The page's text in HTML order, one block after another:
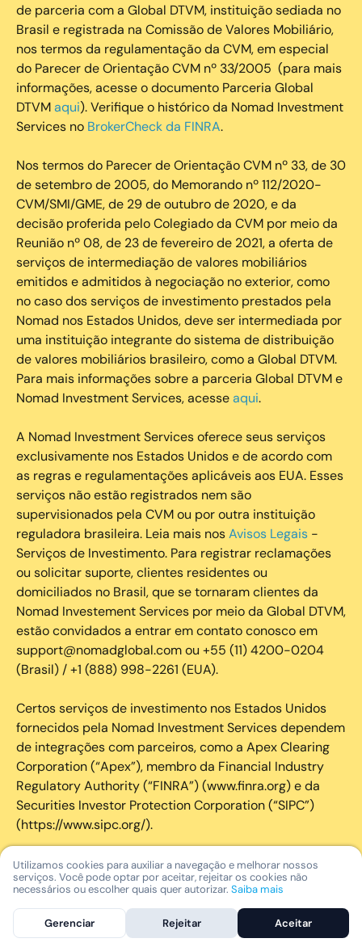
de parceria com a Global DTVM, instituição sediada no
Brasil e registrada na Comissão de Valores Mobiliário,
nos termos da regulamentação da CVM, em especial
do Parecer de Orientação CVM nº 33/2005 (para mais
informações, acesse o documento Parceria Global
DTVMaqui). Verifique o histórico da Nomad Investment
Services no BrokerCheck da FINRA.
Nos termos do Parecer de Orientação CVM nº 33, de 30
de setembro de 2005, do Memorando nº 112/2020-
CVM/SMI/GME, de 29 de outubro de 2020, e da
decisão proferida pelo Colegiado da CVM por meio da
Reunião nº 08, de 23 de fevereiro de 2021, a oferta de
serviços de intermediação de valores mobiliários
emitidos e admitidos à negociação no exterior, como
no caso dos serviços de investimento prestados pela
Nomad nos Estados Unidos, deve ser intermediada por
uma instituição integrante do sistema de distribuição
de valores mobiliários brasileiro, como a Global DTVM.
Para mais informações sobre a parceria Global DTVM e
Nomad Investment Services, acesseaqui.
A Nomad Investment Services oferece seus serviços
exclusivamente nos Estados Unidos e de acordo com
as regras e regulamentações aplicáveis aos EUA. Esses
serviços não estão registrados nem são
supervisionados pela CVM ou por outra instituição
reguladora brasileira. Leia mais nosAvisos Legais -
Serviços de Investimento. Para registrar reclamações
ou solicitar suporte, clientes residentes ou
domiciliados no Brasil, que se tornaram clientes da
Nomad Investement Services por meio da Global DTVM,
estão convidados a entrar em contato conosco em
support@nomadglobal.com ou +55 (11) 4200-0204
(Brasil) / +1 (888) 998-2261 (EUA).
Certos serviços de investimento nos Estados Unidos
fornecidos pela Nomad Investment Services dependem
de integrações com parceiros, como a Apex Clearing
Corporation (“Apex”), membro da Financial Industry
Regulatory Authority (“FINRA”) (www.finra.org) e da
Securities Investor Protection Corporation (“SIPC”)
(https://www.sipc.org/).
A SIPC protege os valores mobiliários de clientes de
seus membros em até US$ 250.000,00 para
disponível mediante solicitação ou em www.sipc.org. O
SIPC não protege contra perdas de mercado e não
Utilizamos cookies para auxiliar a navegação e melhorar nossos
serviços. Você pode optar por aceitar, rejeitar os cookies não
necessários ou escolher quais quer autorizar. Saiba mais
Gerenciar Rejeitar Aceitar